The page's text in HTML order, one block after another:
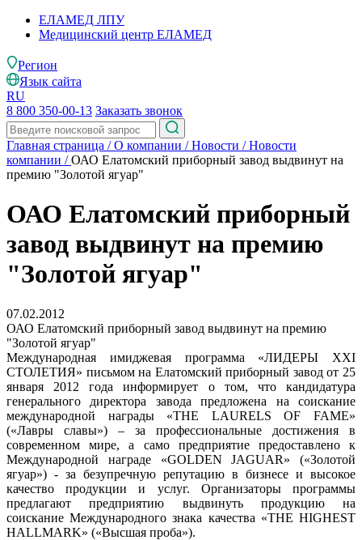
ЕЛАМЕД ЛПУ
Медицинский центр ЕЛАМЕД
Регион
Язык сайта
RU
8 800 350-00-13 Заказать звонок
Главная страница /О компании /Новости /Новости
компании /ОАО Елатомский приборный завод выдвинут на
премию "Золотой ягуар"
ОАО Елатомский приборный
завод выдвинут на премию
"Золотой ягуар"
07.02.2012
ОАО Елатомский приборный завод выдвинут на премию
"Золотой ягуар"
Международная имиджевая программа «ЛИДЕРЫ XXI
СТОЛЕТИЯ» письмом на Елатомский приборный завод от 25
января 2012 года информирует о том, что кандидатура
генерального директора завода предложена на соискание
международной награды «THE LAURELS OF FAME»
(«Лавры славы») – за профессиональные достижения в
современном мире, а само предприятие предоставлено к
Международной награде «GOLDEN JAGUAR» («Золотой
ягуар») - за безупречную репутацию в бизнесе и высокое
качество продукции и услуг. Организаторы программы
предлагают предприятию выдвинуть продукцию на
соискание Международного знака качества «THE HIGHEST
HALLMARK» («Высшая проба»).